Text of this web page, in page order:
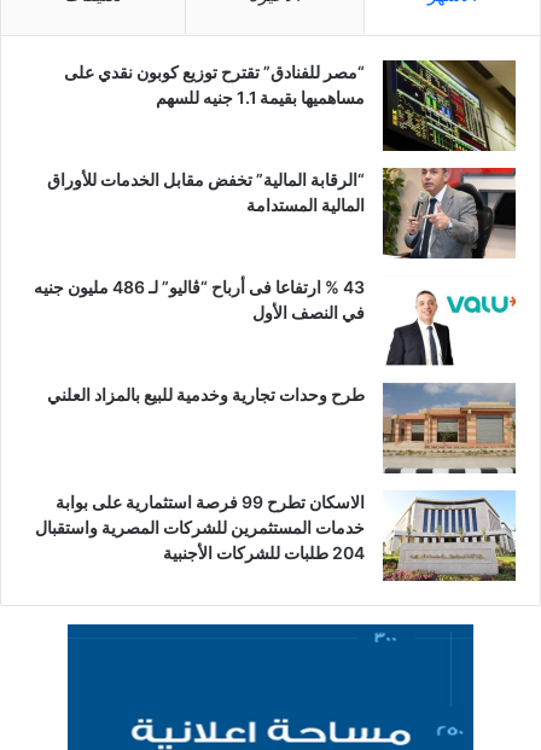
“مصر للفنادق” تقترح توزيع كوبون نقدي على
مساهميها بقيمة 1.1 جنيه للسهم
“الرقابة المالية” تخفض مقابل الخدمات للأوراق
المالية المستدامة
43 % ارتفاعا فى أرباح “ڤاليو” لـ 486 مليون جنيه
في النصف الأول
طرح وحدات تجارية وخدمية للبيع بالمزاد العلني
الاسكان تطرح 99 فرصة استثمارية على بوابة
خدمات المستثمرين للشركات المصرية واستقبال
204 طلبات للشركات الأجنبية